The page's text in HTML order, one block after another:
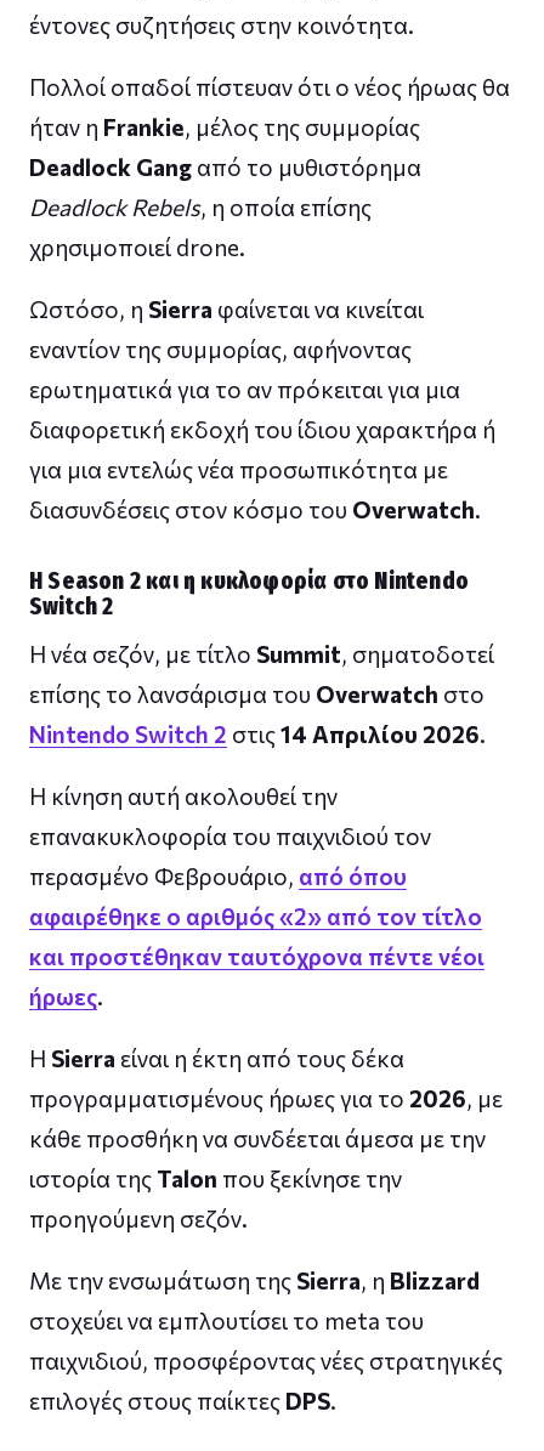
έντονες συζητήσεις στην κοινότητα.
Πολλοί οπαδοί πίστευαν ότι ο νέος ήρωας θα
ήταν η Frankie, μέλος της συμμορίας
Deadlock Gang από το μυθιστόρημα
Deadlock Rebels, η οποία επίσης
χρησιμοποιεί drone.
Ωστόσο, η Sierra φαίνεται να κινείται
εναντίον της συμμορίας, αφήνοντας
ερωτηματικά για το αν πρόκειται για μια
διαφορετική εκδοχή του ίδιου χαρακτήρα ή
για μια εντελώς νέα προσωπικότητα με
διασυνδέσεις στον κόσμο του Overwatch.
Η Season 2 και η κυκλοφορία στο Nintendo
Switch 2
Η νέα σεζόν, με τίτλο Summit, σηματοδοτεί
επίσης το λανσάρισμα του Overwatch στο
Nintendo Switch 2 στις14 Απριλίου 2026.
Η κίνηση αυτή ακολουθεί την
επανακυκλοφορία του παιχνιδιού τον
περασμένο Φεβρουάριο, από όπου
αφαιρέθηκε ο αριθμός «2» από τον τίτλο
και προστέθηκαν ταυτόχρονα πέντε νέοι
ήρωες.
Η Sierra είναι η έκτη από τους δέκα
προγραμματισμένους ήρωες για το 2026, με
κάθε προσθήκη να συνδέεται άμεσα με την
ιστορία της Talon που ξεκίνησε την
προηγούμενη σεζόν.
Με την ενσωμάτωση της Sierra, η Blizzard
στοχεύει να εμπλουτίσει το meta του
παιχνιδιού, προσφέροντας νέες στρατηγικές
επιλογές στους παίκτες DPS.